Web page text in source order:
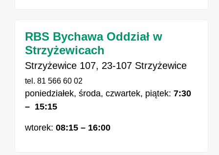
RBS Bychawa Oddział w
Strzyżewicach
Strzyżewice 107, 23-107 Strzyżewice
tel. 81 566 60 02
poniedziałek, środa, czwartek, piątek: 7:30
– 15:15
wtorek: 08:15 – 16:00